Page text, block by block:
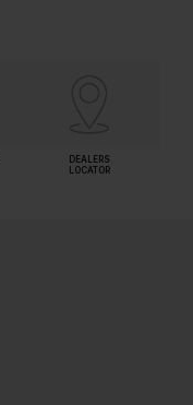
DEALERS
LOCATOR